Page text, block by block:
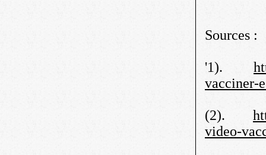
Sources :
'1).
vacciner-
(2).
video-